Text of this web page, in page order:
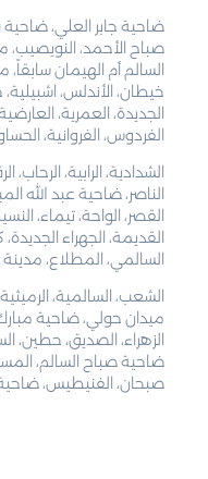
ضاحية جابر العلي، ضاحية
صباح الأحمد، النويصيب،
السالم أم الهيمان سابقاً،
خيطان، الأندلس،
الجديدة، العمرية،
الفردوس، الفروانية،
الشدادية، الرابية،
الناصر، ضاحية عبد الله
القصر، الواحة، تيماء،
القديمة، الجهراء
السالمي، المطلاع، مدينة
الشعب، السالمية،
ميدان حولي، ضاحية مبارك
الزهراء، الصديق، حطين،
ضاحية صباح السالم،
صبحان، الفنيطيس، ضاحية